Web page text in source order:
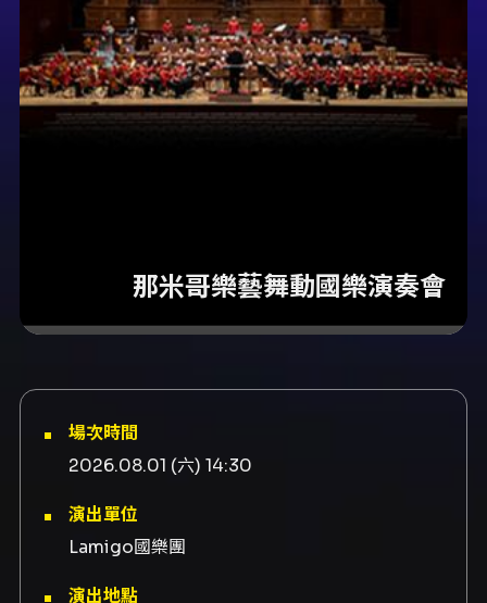
那米哥樂藝舞動國樂演奏會
場次時間
2026.08.01 (六) 14:30
演出單位
Lamigo國樂團
演出地點